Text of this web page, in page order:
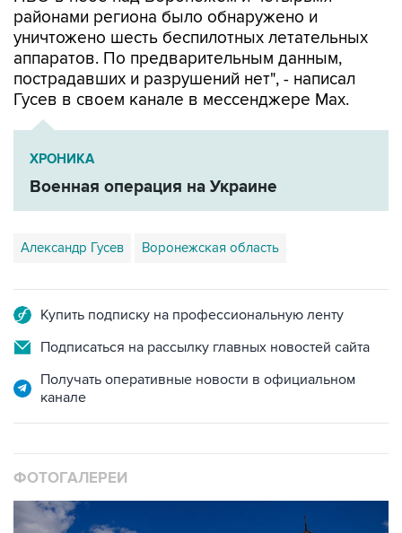
районами региона было обнаружено и
уничтожено шесть беспилотных летательных
аппаратов. По предварительным данным,
пострадавших и разрушений нет", - написал
Гусев в своем канале в мессенджере Max.
ХРОНИКА
Военная операция на Украине
Александр Гусев Воронежская область
Купить подписку на профессиональную ленту
Подписаться на рассылку главных новостей сайта
Получать оперативные новости в официальном
канале
ФОТОГАЛЕРЕИ